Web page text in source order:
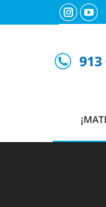
opens
913